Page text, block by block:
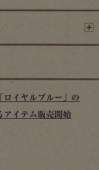
ロイヤルブルー」の
アイテム販売開始